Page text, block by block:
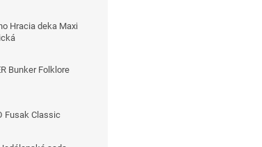
Hracia deka Maxi
Bunker Folklore
Fusak Classic